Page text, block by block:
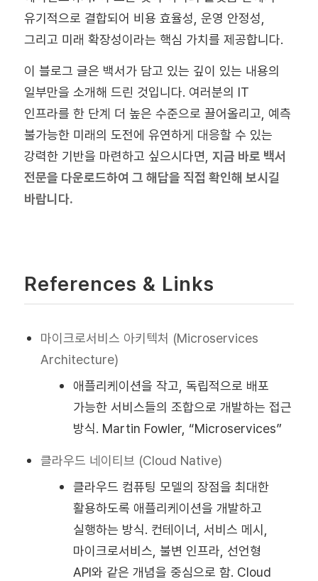
유기적으로 결합되어 비용 효율성, 운영 안정성,
그리고 미래 확장성이라는 핵심 가치를 제공합니다.
이 블로그 글은 백서가 담고 있는 깊이 있는 내용의
일부만을 소개해 드린 것입니다. 여러분의 IT
인프라를 한 단계 더 높은 수준으로 끌어올리고, 예측
불가능한 미래의 도전에 유연하게 대응할 수 있는
강력한 기반을 마련하고 싶으시다면, 지금 바로 백서
전문을 다운로드하여 그 해답을 직접 확인해 보시길
바랍니다.
References & Links
마이크로서비스 아키텍처 (Microservices
Architecture)
애플리케이션을 작고, 독립적으로 배포
가능한 서비스들의 조합으로 개발하는 접근
방식. Martin Fowler, “Microservices”
클라우드 네이티브 (Cloud Native)
클라우드 컴퓨팅 모델의 장점을 최대한
활용하도록 애플리케이션을 개발하고
실행하는 방식. 컨테이너, 서비스 메시,
마이크로서비스, 불변 인프라, 선언형
API와 같은 개념을 중심으로 함. Cloud